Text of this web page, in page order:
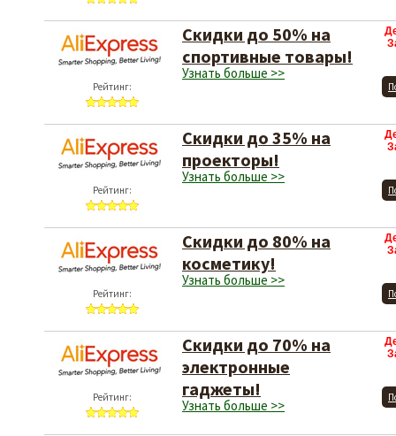
Рейтинг:
Скидки до 50% на
спортивные товары!
Узнать больше >>
Рейтинг:
Скидки до 35% на
проекторы!
Узнать больше >>
Рейтинг:
Скидки до 80% на
косметику!
Узнать больше >>
Рейтинг:
Скидки до 70% на
электронные
гаджеты!
Узнать больше >>